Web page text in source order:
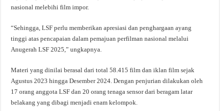
nasional melebihi film impor.
“Sehingga, LSF perlu memberikan apresiasi dan penghargaan ayang
tinggi atas pencapaian dalam pemajuan perfilman nasional melalui
Anugerah LSF 2025,” ungkapnya.
Materi yang dinilai berasal dari total 58.415 film dan iklan film sejak
Agustus 2023 hingga Desember 2024. Dengan penjurian dilakukan oleh
17 orang anggota LSF dan 20 orang tenaga sensor dari beragam latar
belakang yang dibagi menjadi enam kelompok.